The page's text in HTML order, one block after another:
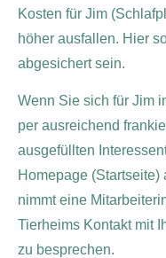
Kosten für Jim
höher ausfallen. Hier
abgesichert sein.
Wenn Sie sich für Jim
per ausreichend
ausgefüllten
Homepage
nimmt eine
Tierheims Kontakt mit
zu besprechen.